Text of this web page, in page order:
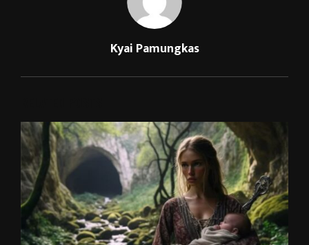
Kyai Pamungkas